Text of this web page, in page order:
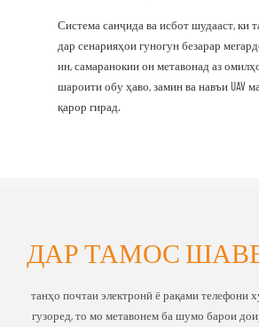
Система санҷида ва исбот шудааст, ки
дар сенарияҳои гуногун безарар
ин, самаранокии он метавонад аз
шароити обу ҳаво, замин ва навъи UAV
қарор гирад.
ДАР ТАМОС
танҳо почтаи электронӣ ё рақами телефони
гузоред, то мо метавонем ба шумо барои